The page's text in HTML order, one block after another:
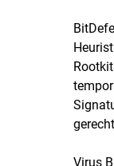
Virus